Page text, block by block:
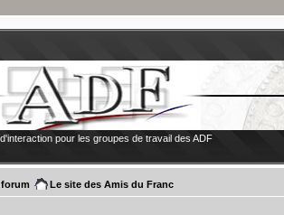
pour les groupes de travail des ADF
Le site des Amis du Franc